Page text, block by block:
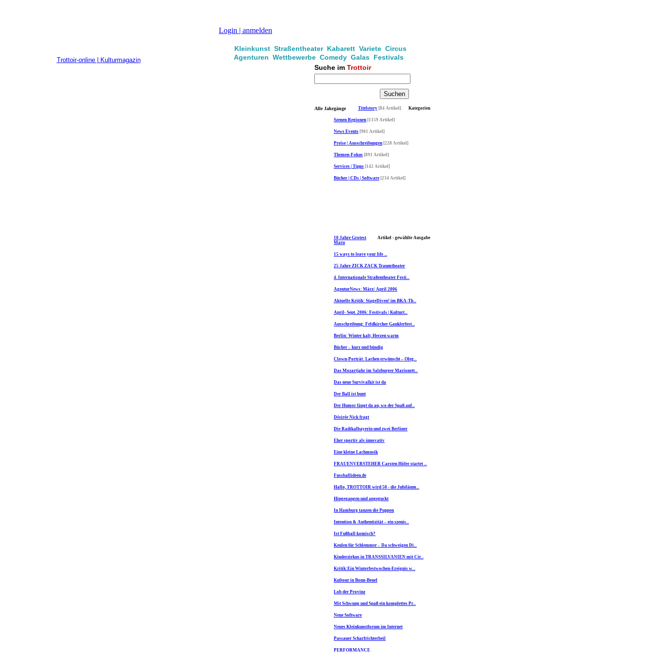
Login | anmelden
Kleinkunst Straßentheater Kabarett Variete Circus
Agenturen Wettbewerbe Comedy Galas Festivals
Trottoir-online | Kulturmagazin
Suche im Trottoir
Kategorien
Alle Jahrgänge Titelstory [84 Artikel]
Szenen Regionen [1159 Artikel]
News Events [901 Artikel]
Preise | Ausschreibungen [228 Artikel]
Themen-Fokus [891 Artikel]
Services | Tipps [142 Artikel]
Bücher | CDs | Software [234 Artikel]
Artikel - gewählte Ausgabe
10 Jahre Grotest
Maru
15 ways to leave your life ...
25 Jahre ZICK ZACK Traumtheater
4. Internationale Straßentheater Festi...
AgenturNews: März/ April 2006
Aktuelle Kritik: StageDiven! im BKA-Th...
April- Sept. 2006: Festivals | Kulturt...
Ausschreibung: Feldkircher Gauklerfest...
Berlin: Winter kalt, Herzen warm
Bücher – kurz und bündig
Clown-Porträt: Lachen erwünscht – Oleg...
Das Mozartjahr im Salzburger Marionett...
Das neue Survivalkit ist da
Der Ball ist bunt
Der Humor fängt da an, wo der Spaß auf...
Désirée Nick fragt
Die Radikalbayerin und zwei Berliner
Eher sportiv als innovativ
Eine kleine Lachmusik
FRAUENVERSTEHER Carsten Höfer startet ...
Fussballideen.de
Hallo, TROTTOIR wird 50 - die Jubiläum...
Hingegangen und angeguckt
In Hamburg tanzen die Puppen
Intention & Authentizität – ein szenis...
Ist Fußball komisch?
Keulen für Schlemmer – Da schweigen Di...
Kinderzirkus in TRANSSILVANIEN mit Cir...
Kritik:Ein Winterfestwochen-Ereignis w...
Kultour in Bonn-Beuel
Lob der Provinz
Mit Schwung und Spaß ein komplettes Pr...
Neue Software
Neues Kleinkunstforum im Internet
Passauer Scharfrichterbeil
PERFORMANCE